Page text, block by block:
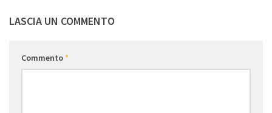
LASCIA UN COMMENTO
Commento*